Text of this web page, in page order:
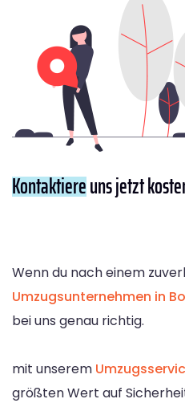
Kontaktiereuns jetzt
Wenn du nach einem
Umzugsunternehmen in
bei uns genau richtig.
mit unserem
größten Wert auf